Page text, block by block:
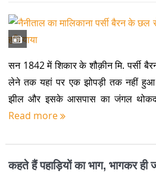
सन 1842 में शिकार के शौक़ीन मि. पर्सी
लेने तक यहां पर एक झोपड़ी तक नहीं
झील और इसके आसपास का जंगल
Read more
कहते हैं पहाड़ियों का भाग, भागकर ही